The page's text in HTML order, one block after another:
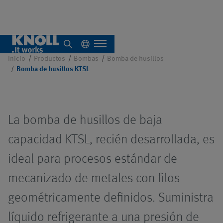
Descripción general
Sistemas
individuales
Descripción
general
Sistemas
centrales
Descripción general
Inicio Productos Bombas
Bomba de husillos
Bomba de husillos KTSL
La bomba de husillos de baja
capacidad KTSL, recién desarrollada, es
ideal para procesos estándar de
mecanizado de metales con filos
geométricamente definidos. Suministra
líquido refrigerante a una presión de